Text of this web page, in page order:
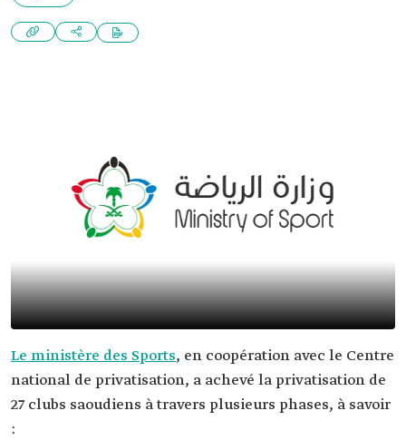
Le ministère des Sports, en coopération avec le Centre
national de privatisation, a achevé la privatisation de
27 clubs saoudiens à travers plusieurs phases, à savoir
: